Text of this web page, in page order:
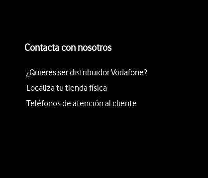
Contacta con nosotros
¿Quieres ser distribuidor Vodafone?
Localiza tu tienda física
Teléfonos de atención al cliente